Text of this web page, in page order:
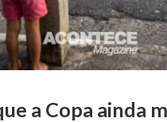
a Copa ainda